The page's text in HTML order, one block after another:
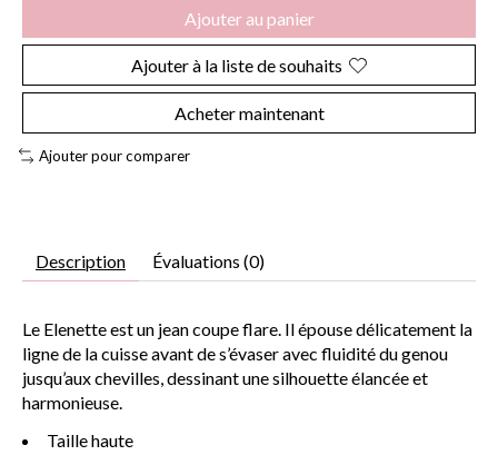
Ajouter au panier
Ajouter à la liste de souhaits
Acheter maintenant
Ajouter pour comparer
Description Évaluations (0)
Le Elenette est un jean coupe flare. Il épouse délicatement la
ligne de la cuisse avant de s’évaser avec fluidité du genou
jusqu’aux chevilles, dessinant une silhouette élancée et
harmonieuse.
Taille haute